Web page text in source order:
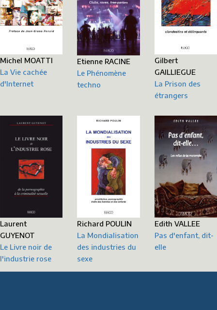
Michel MOATTI
La Vie cachée
d'Internet
Etienne RACINE
Le Phénomène
techno
Gilbert
GAILLIEGUE
La Prison des
étrangers
Laurent
GUYENOT
Le Livre noir de
l'industrie rose
Richard POULIN
La Mondialisation
des industries du
sexe
Edith VALLEE
Pas d'enfant, dit-
elle